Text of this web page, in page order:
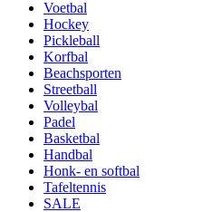
Voetbal
Hockey
Pickleball
Korfbal
Beachsporten
Streetball
Volleybal
Padel
Basketbal
Handbal
Honk- en softbal
Tafeltennis
SALE